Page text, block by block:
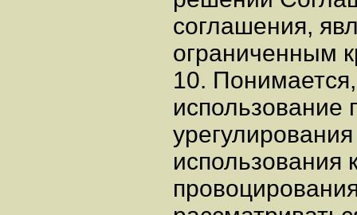
соглашения,
ограниченным
10.
использование
использования